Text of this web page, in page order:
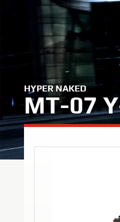
HYPER NAKED
MT-07